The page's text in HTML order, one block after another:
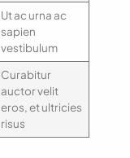
Ut ac urna ac
sapien
vestibulum
Curabitur
auctor velit
eros, et ultricies
risus